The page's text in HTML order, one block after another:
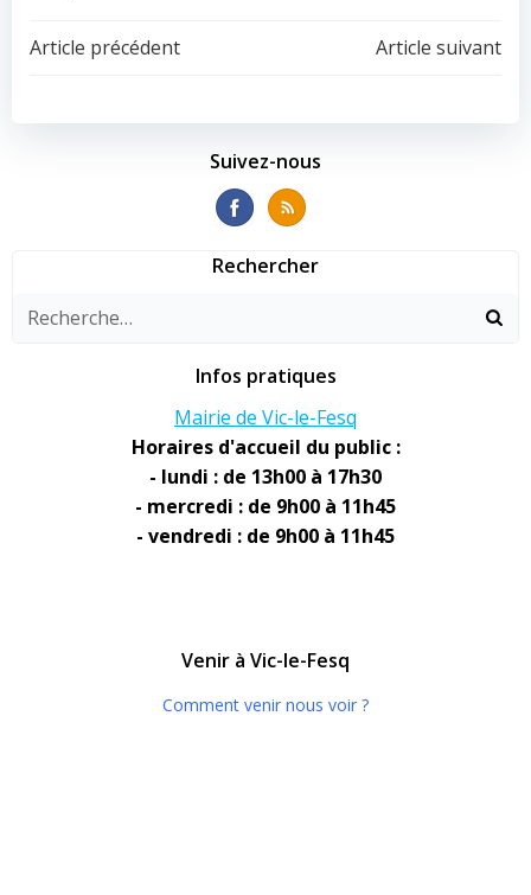
Navigation
de
Article précédent
Navigation
de
l’article
Article suivant
Suivez-nous
Rechercher
Infos pratiques
Mairie de Vic-le-Fesq
Horaires d'accueil du public :
- lundi : de 13h00 à 17h30
- mercredi : de 9h00 à 11h45
- vendredi : de 9h00 à 11h45
Venir à Vic-le-Fesq
Comment venir nous voir ?